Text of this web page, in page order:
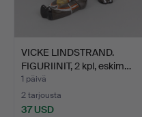
VICKE LINDSTRAND.
FIGURIINIT, 2 kpl, eskim…
1 päivä
2 tarjousta
37 USD